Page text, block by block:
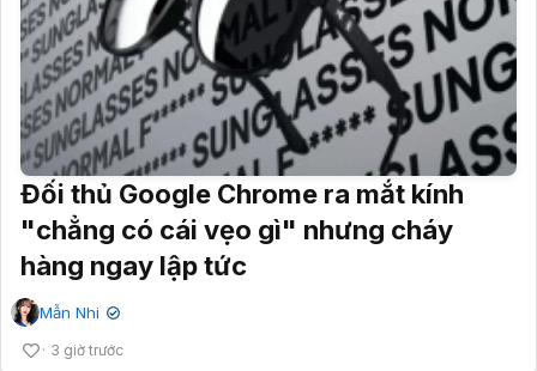
Đối thủ Google Chrome ra mắt kính
"chẳng có cái vẹo gì" nhưng cháy
hàng ngay lập tức
Mẫn Nhi ✔
3 giờ trước